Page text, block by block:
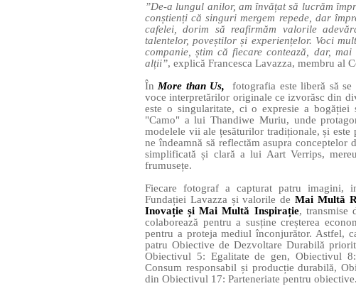
”De-a lungul anilor, am învățat să lucrăm
conștienți că singuri mergem repede, dar
cafelei, dorim să reafirmăm valorile
talentelor, poveștilor și experiențelor. Voci
companie, știm că fiecare contează, dar,
alții”, explică Francesca Lavazza, membru al
În More than Us,
fotografia este liberă să
voce interpretărilor originale ce izvorăsc din
este o singularitate, ci o expresie a bogăției
"Camo" a lui Thandiwe Muriu, unde
modelele vii ale țesăturilor tradiționale, și este
ne îndeamnă să reflectăm asupra
simplificată și clară a lui Aart Verrips,
frumusețe.
Fiecare fotograf a capturat patru imagini,
Fundației Lavazza și valorile deMai Multă
Inovație și Mai Multă Inspirație, transmise
colaborează pentru a susține creșterea
pentru a proteja mediul înconjurător. Astfel,
patru Obiective de Dezvoltare Durabilă
Obiectivul 5: Egalitate de gen, Obiectivul
Consum responsabil și producție durabilă,
din Obiectivul 17: Parteneriate pentru obiective.